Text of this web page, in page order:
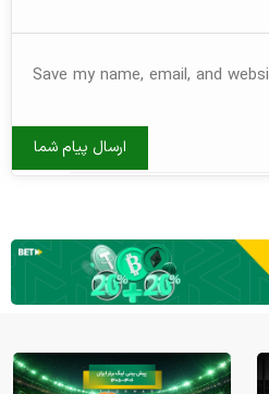
Save my name, email, and